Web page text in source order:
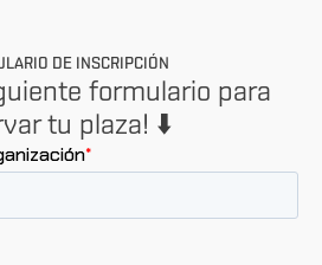
DE INSCRIPCIÓN
formulario para
tu plaza! ⬇️